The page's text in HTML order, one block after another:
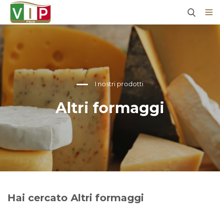
Altri formaggi
I nostri prodotti
Hai cercato Altri formaggi